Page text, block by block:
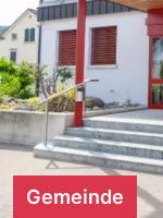
Gemeinde